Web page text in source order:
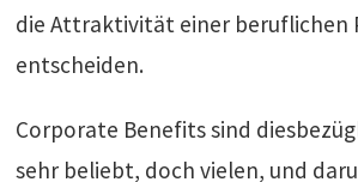
die Attraktivität einer beruflichen
entscheiden.
Corporate Benefits sind
sehr beliebt, doch vielen, und